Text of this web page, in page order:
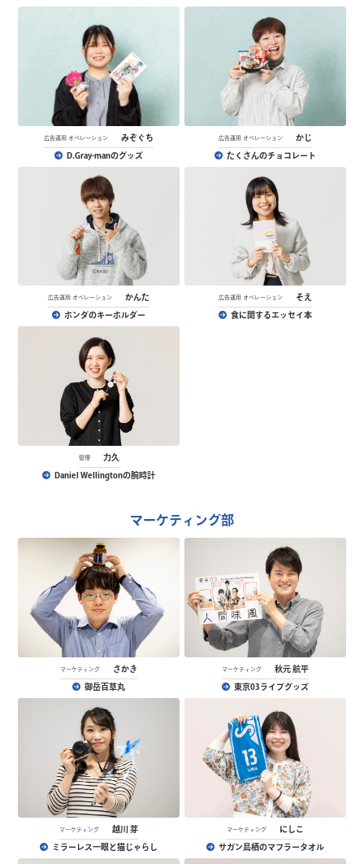
広告運用 オペレーション みぞぐち
D.Gray-manのグッズ
広告運用 オペレーション かじ
たくさんのチョコレート
広告運用 オペレーション かんた
ホンダのキーホルダー
広告運用 オペレーション そえ
食に関するエッセイ本
管理 力久
Daniel Wellingtonの腕時計
マーケティング部
マーケティング さかき
御岳百草丸
マーケティング 秋元 航平
東京03ライブグッズ
マーケティング 越川 芽
ミラーレス一眼と猫じゃらし
マーケティング にしこ
サガン鳥栖のマフラータオル